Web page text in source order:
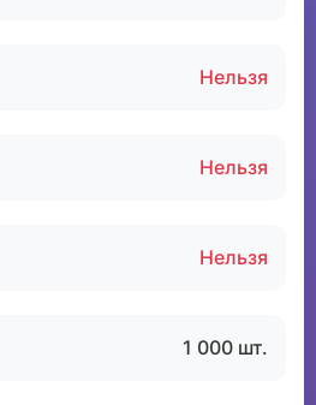
Нельзя
Нельзя
Нельзя
1 000 шт.